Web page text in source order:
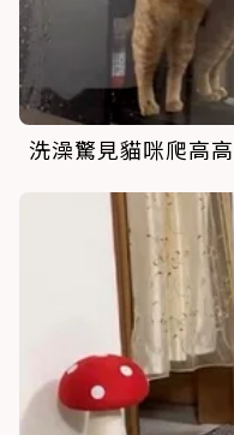
洗澡驚見貓咪爬高